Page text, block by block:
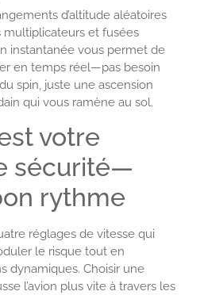
d’altitude aléatoires
multiplicateurs et fusées
instantanée vous permet de
en temps réel—pas besoin
spin, juste une ascension
qui vous ramène au sol.
votre
sécurité—
rythme
réglages de vitesse qui
le risque tout en
dynamiques. Choisir une
l’avion plus vite à travers les